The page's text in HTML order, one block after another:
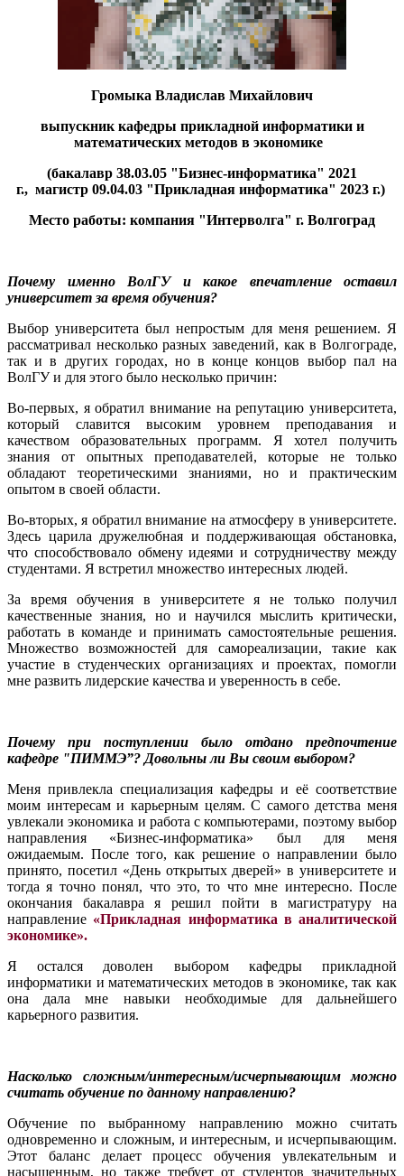
Громыка Владислав Михайлович
выпускник кафедры прикладной информатики и
математических методов в экономике
(бакалавр 38.03.05 "Бизнес-информатика" 2021
г., магистр 09.04.03 "Прикладная информатика" 2023 г.)
Место работы: компания "Интерволга" г. Волгоград
Почему именно ВолГУ и какое впечатление оставил
университет за время обучения?
Выбор университета был непростым для меня решением. Я
рассматривал несколько разных заведений, как в Волгограде,
так и в других городах, но в конце концов выбор пал на
ВолГУ и для этого было несколько причин:
Во-первых, я обратил внимание на репутацию университета,
который славится высоким уровнем преподавания и
качеством образовательных программ. Я хотел получить
знания от опытных преподавателей, которые не только
обладают теоретическими знаниями, но и практическим
опытом в своей области.
Во-вторых, я обратил внимание на атмосферу в университете.
Здесь царила дружелюбная и поддерживающая обстановка,
что способствовало обмену идеями и сотрудничеству между
студентами. Я встретил множество интересных людей.
За время обучения в университете я не только получил
качественные знания, но и научился мыслить критически,
работать в команде и принимать самостоятельные решения.
Множество возможностей для самореализации, такие как
участие в студенческих организациях и проектах, помогли
мне развить лидерские качества и уверенность в себе.
Почему при поступлении было отдано предпочтение
кафедре "ПИММЭ”? Довольны ли Вы своим выбором?
Меня привлекла специализация кафедры и её соответствие
моим интересам и карьерным целям. С самого детства меня
увлекали экономика и работа с компьютерами, поэтому выбор
направления «Бизнес-информатика» был для меня
ожидаемым. После того, как решение о направлении было
принято, посетил «День открытых дверей» в университете и
тогда я точно понял, что это, то что мне интересно. После
окончания бакалавра я решил пойти в магистратуру на
направление «Прикладная информатика в аналитической
экономике».
Я остался доволен выбором кафедры прикладной
информатики и математических методов в экономике, так как
она дала мне навыки необходимые для дальнейшего
карьерного развития.
Насколько сложным/интересным/исчерпывающим можно
считать обучение по данному направлению?
Обучение по выбранному направлению можно считать
одновременно и сложным, и интересным, и исчерпывающим.
Этот баланс делает процесс обучения увлекательным и
насыщенным, но также требует от студентов значительных